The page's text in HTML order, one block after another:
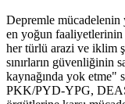
Depremle mücadelenin
en yoğun
her türlü arazi ve iklim
sınırların güvenliğinin
kaynağında yok etme"
PKK/PYD-YPG,